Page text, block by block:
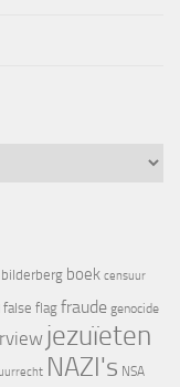
bilderberg boek censuur
false flag fraude genocide
jezuïeten
NAZI's NSA